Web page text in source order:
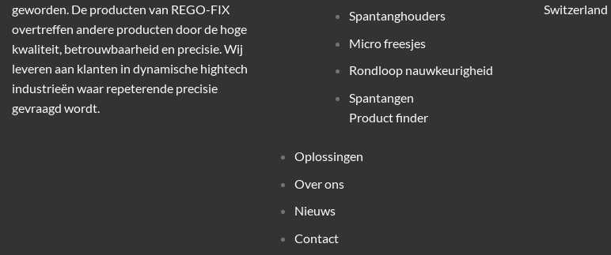
geworden. De producten van REGO-FIX
overtreffen andere producten door de hoge
kwaliteit, betrouwbaarheid en precisie. Wij
leveren aan klanten in dynamische hightech
industrieën waar repeterende precisie
gevraagd wordt.
Spantanghouders
Micro freesjes
Rondloop nauwkeurigheid
Spantangen
Product finder
Oplossingen
Over ons
Nieuws
Contact
Switzerland